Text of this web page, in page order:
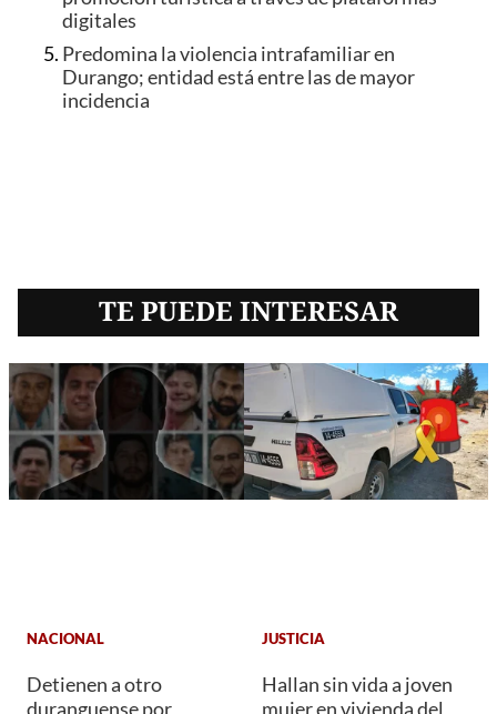
digitales
Predomina la violencia intrafamiliar en
Durango; entidad está entre las de mayor
incidencia
TE PUEDE INTERESAR
NACIONAL
Detienen a otro
duranguense por
JUSTICIA
Hallan sin vida a joven
mujer en vivienda del